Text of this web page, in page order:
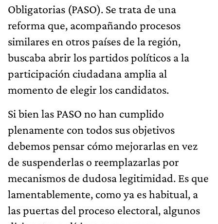
Obligatorias (PASO). Se trata de una
reforma que, acompañando procesos
similares en otros países de la región,
buscaba abrir los partidos políticos a la
participación ciudadana amplia al
momento de elegir los candidatos.
Si bien las PASO no han cumplido
plenamente con todos sus objetivos
debemos pensar cómo mejorarlas en vez
de suspenderlas o reemplazarlas por
mecanismos de dudosa legitimidad. Es que
lamentablemente, como ya es habitual, a
las puertas del proceso electoral, algunos